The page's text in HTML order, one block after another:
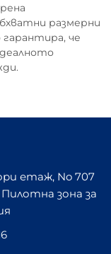
размерни
гарантира, че
етаж, No 707
зона за